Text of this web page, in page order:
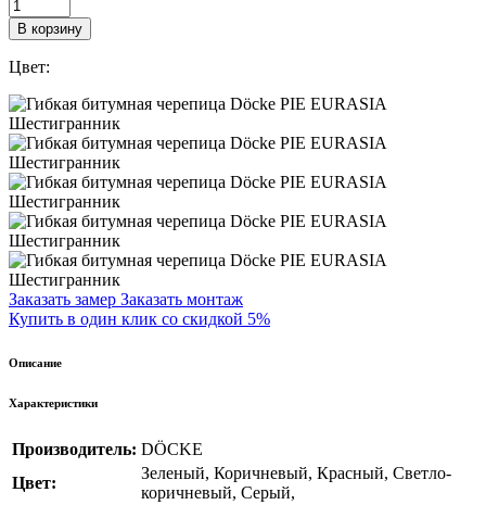
В корзину
Цвет:
Заказать замер Заказать монтаж
Купить в один клик со скидкой 5%
Описание
Характеристики
Производитель: DÖCKE
Цвет:
Зеленый, Коричневый, Красный, Светло-
коричневый, Серый,